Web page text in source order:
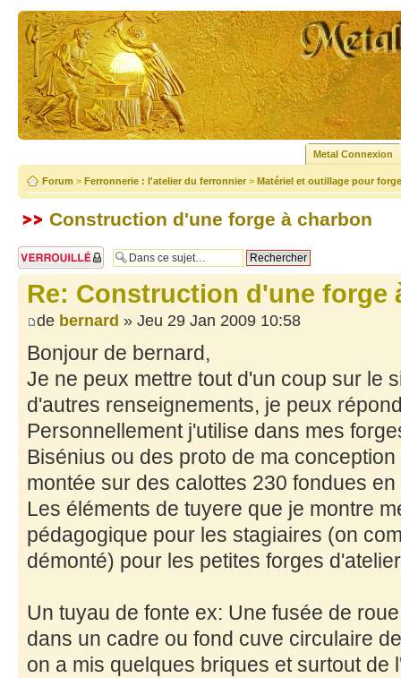
Metal Connexion
Forum > Ferronnerie : l'atelier du ferronnier > Matériel et outillage pour forge
Construction d'une forge à charbon
Sujet verrouillé
Re: Construction d'une forge
de bernard » Jeu 29 Jan 2009 10:58
Bonjour de bernard,
Je ne peux mettre tout d'un coup sur le
d'autres renseignements, je peux
Personnellement j'utilise dans mes
Bisénius ou des proto de ma
montée sur des calottes 230 fondues
Les éléments de tuyere que je montre
pédagogique pour les stagiaires (on
démonté) pour les petites forges
Un tuyau de fonte ex: Une fusée de
dans un cadre ou fond cuve circulaire
on a mis quelques briques et surtout de